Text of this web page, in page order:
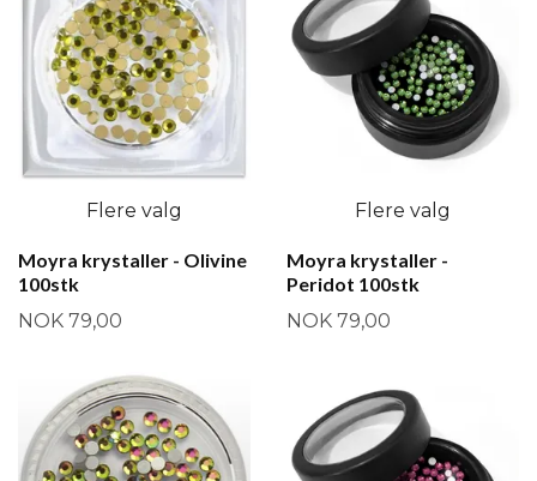
Flere valg
Moyra krystaller - Olivine
100stk
NOK 79,00
Flere valg
Moyra krystaller -
Peridot 100stk
NOK 79,00